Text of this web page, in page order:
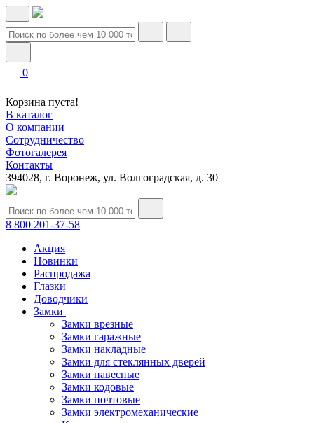
0
Корзина пуста!
В каталог
О компании
Сотрудничество
Фотогалерея
Контакты
394028, г. Воронеж, ул. Волгоградская, д. 30
8 800 201-37-58
Акция
Новинки
Распродажа
Глазки
Доводчики
Замки
Замки врезные
Замки гаражные
Замки накладные
Замки для стеклянных дверей
Замки навесные
Замки кодовые
Замки почтовые
Замки электромеханические